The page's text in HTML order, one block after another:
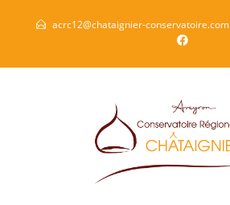
acrc12@chataignier-conservatoire.com